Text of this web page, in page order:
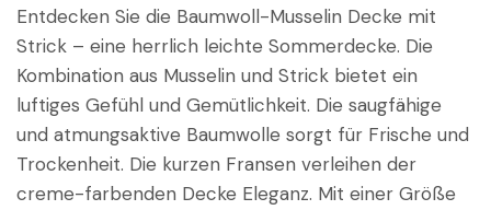
Entdecken Sie die Baumwoll-Musselin Decke mit
Strick – eine herrlich leichte Sommerdecke. Die
Kombination aus Musselin und Strick bietet ein
luftiges Gefühl und Gemütlichkeit. Die saugfähige
und atmungsaktive Baumwolle sorgt für Frische und
Trockenheit. Die kurzen Fransen verleihen der
creme-farbenden Decke Eleganz. Mit einer Größe